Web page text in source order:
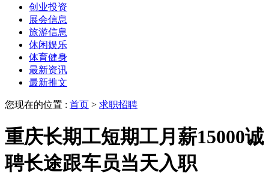
创业投资
展会信息
旅游信息
休闲娱乐
体育健身
最新资讯
最新推文
您现在的位置 : 首页 > 求职招聘
重庆长期工短期工月薪15000诚
聘长途跟车员当天入职